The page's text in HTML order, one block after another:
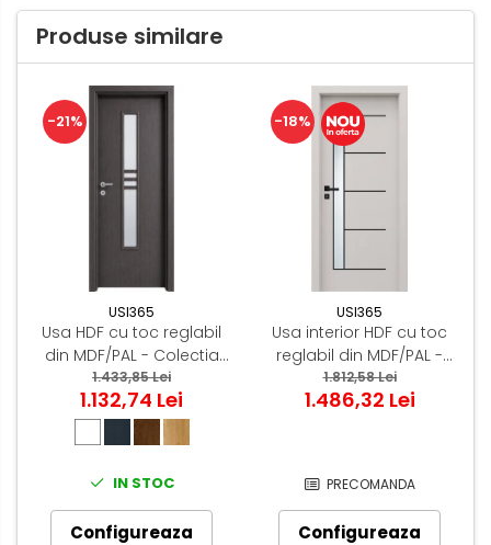
Produse similare
-21%
USI365
Usa HDF cu toc reglabil
din MDF/PAL - Colectia
LUIS 4.2 - Culoare Gri
Antracit
1.433,85 Lei
1.132,74 Lei
IN STOC
Configureaza
-18%
USI365
Usa interior HDF cu toc
reglabil din MDF/PAL -
Colectia STENOIR Casmir
7.5
1.812,58 Lei
1.486,32 Lei
PRECOMANDA
Configureaza